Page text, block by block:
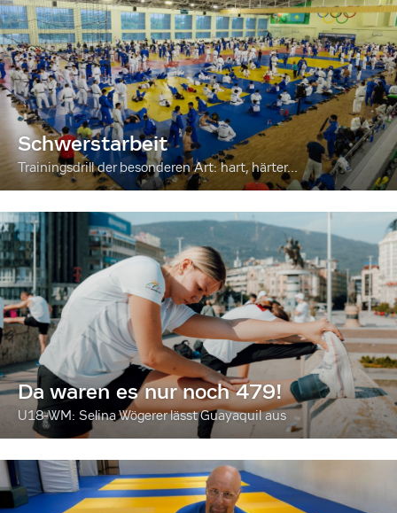
Schwerstarbeit
Trainingsdrill der besonderen Art: hart, härter...
Da waren es nur noch 479!
U18-WM: Selina Wögerer lässt Guayaquil aus